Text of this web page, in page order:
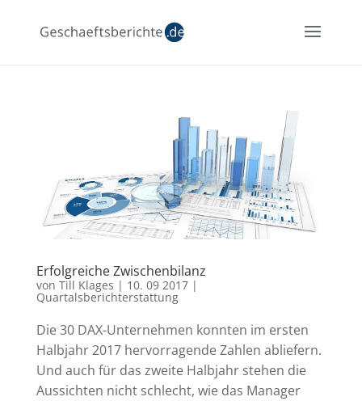
Erfolgreiche Zwischenbilanz
von Till Klages | 10. 09 2017|
Quartalsberichterstattung
Die 30 DAX-Unternehmen konnten im ersten
Halbjahr 2017 hervorragende Zahlen abliefern.
Und auch für das zweite Halbjahr stehen die
Aussichten nicht schlecht, wie das Manager